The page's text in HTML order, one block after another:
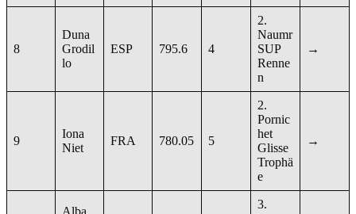
8
Duna
Grodil
lo
ESP 795.6 4
2.
Naumr
SUP
Renne
n
→
9
Iona
Niet
FRA 780.05 5
2.
Pornic
het
Glisse
Trophä
e
→
Alba
3.